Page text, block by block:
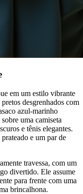
em um estilo vibrante
desgrenhados com
azul-marinho
uma camiseta
e tênis elegantes.
e um par de
travessa, com um
divertido. Ele assume
para frente com uma
brincalhona.